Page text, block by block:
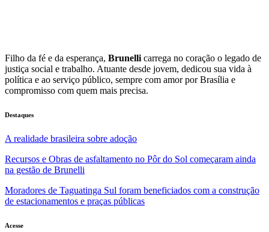
Filho da fé e da esperança, Brunelli carrega no coração o legado de
justiça social e trabalho. Atuante desde jovem, dedicou sua vida à
política e ao serviço público, sempre com amor por Brasília e
compromisso com quem mais precisa.
Destaques
A realidade brasileira sobre adoção
Recursos e Obras de asfaltamento no Pôr do Sol começaram ainda
na gestão de Brunelli
Moradores de Taguatinga Sul foram beneficiados com a construção
de estacionamentos e praças públicas
Acesse